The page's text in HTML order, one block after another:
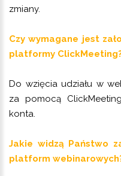
zmiany.
Czy wymagane jest
platformy
Do wzięcia udziału w
za pomocą
konta.
Jakie widzą Państwo
platform